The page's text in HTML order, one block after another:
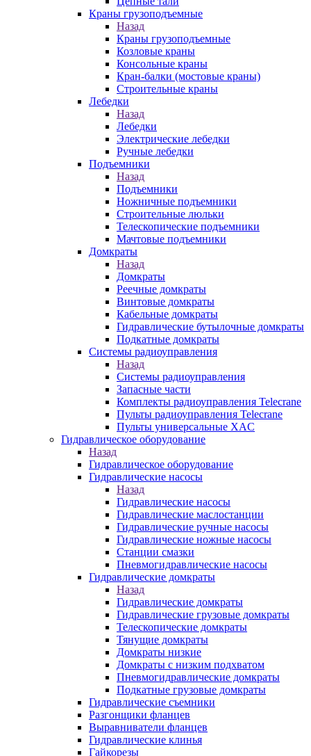
Краны грузоподъемные
Назад
Краны грузоподъемные
Козловые краны
Консольные краны
Кран-балки (мостовые краны)
Строительные краны
Лебедки
Назад
Лебедки
Электрические лебедки
Ручные лебедки
Подъемники
Назад
Подъемники
Ножничные подъемники
Строительные люльки
Телескопические подъемники
Мачтовые подъемники
Домкраты
Назад
Домкраты
Реечные домкраты
Винтовые домкраты
Кабельные домкраты
Гидравлические бутылочные домкраты
Подкатные домкраты
Системы радиоуправления
Назад
Системы радиоуправления
Запасные части
Комплекты радиоуправления Telecrane
Пульты радиоуправления Telecrane
Пульты универсальные XAC
Гидравлическое оборудование
Назад
Гидравлическое оборудование
Гидравлические насосы
Назад
Гидравлические насосы
Гидравлические маслостанции
Гидравлические ручные насосы
Гидравлические ножные насосы
Станции смазки
Пневмогидравлические насосы
Гидравлические домкраты
Назад
Гидравлические домкраты
Гидравлические грузовые домкраты
Телескопические домкраты
Тянущие домкраты
Домкраты низкие
Домкраты с низким подхватом
Пневмогидравлические домкраты
Подкатные грузовые домкраты
Гидравлические съемники
Разгонщики фланцев
Выравниватели фланцев
Гидравлические клинья
Гайкорезы